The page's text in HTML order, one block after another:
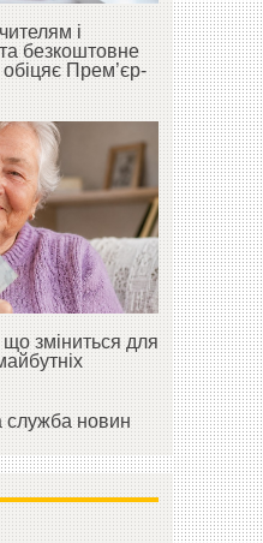
і
безкоштовне
Прем’єр-
зміниться для
служба новин